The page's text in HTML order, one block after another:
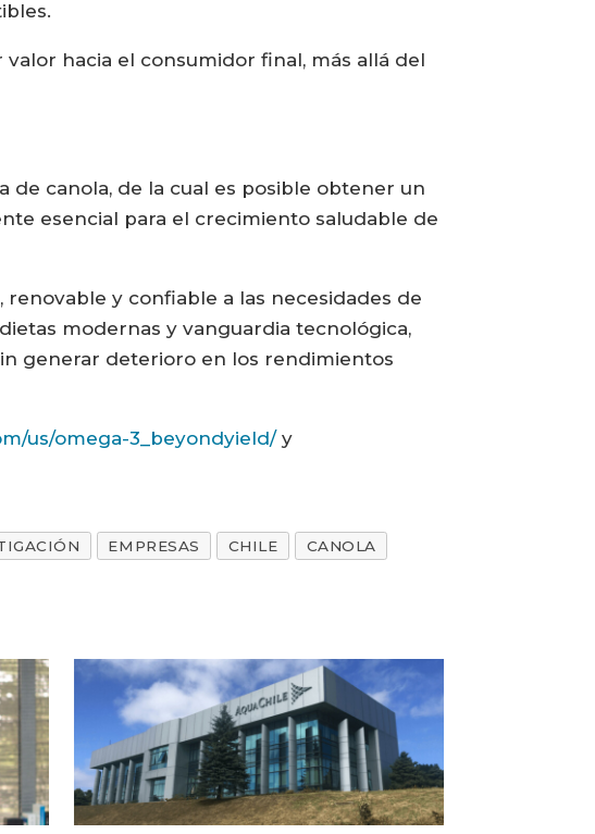
hacia el consumidor final, más allá del
de canola, de la cual es posible obtener un
esencial para el crecimiento saludable de
y confiable a las necesidades de
modernas y vanguardia tecnológica,
generar deterioro en los rendimientos
us/omega-3_beyondyield/y
EMPRESAS CHILE
CANOLA